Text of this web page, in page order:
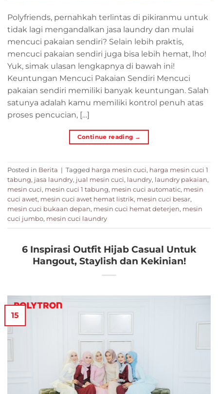
Polyfriends, pernahkah terlintas di pikiranmu untuk
tidak lagi mengandalkan jasa laundry dan mulai
mencuci pakaian sendiri? Selain lebih praktis,
mencuci pakaian sendiri juga bisa lebih hemat, lho!
Yuk, simak ulasan lengkapnya di bawah ini!
Keuntungan Mencuci Pakaian Sendiri Mencuci
pakaian sendiri memiliki banyak keuntungan. Salah
satunya adalah kamu memiliki kontrol penuh atas
proses pencucian, […]
Continue reading →
Posted in Berita | Tagged harga mesin cuci, harga mesin cuci 1
tabung, jasa laundry, jual mesin cuci, laundry, laundry pakaian,
mesin cuci, mesin cuci 1 tabung, mesin cuci automatic, mesin
cuci awet, mesin cuci awet hemat listrik, mesin cuci besar,
mesin cuci bukaan depan, mesin cuci hemat deterjen, mesin
cuci jumbo, mesin cuci laundry
6 Inspirasi Outfit Hijab Casual Untuk
Hangout, Staylish dan Kekinian!
15